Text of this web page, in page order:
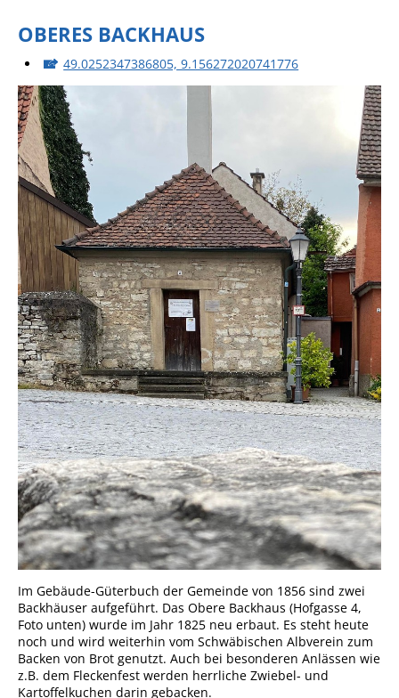
OBERES BACKHAUS
49.0252347386805, 9.156272020741776
Im Gebäude-Güterbuch der Gemeinde von 1856 sind zwei
Backhäuser aufgeführt. Das Obere Backhaus (Hofgasse 4,
Foto unten) wurde im Jahr 1825 neu erbaut. Es steht heute
noch und wird weiterhin vom Schwäbischen Albverein zum
Backen von Brot genutzt. Auch bei besonderen Anlässen wie
z.B. dem Fleckenfest werden herrliche Zwiebel- und
Kartoffelkuchen darin gebacken.